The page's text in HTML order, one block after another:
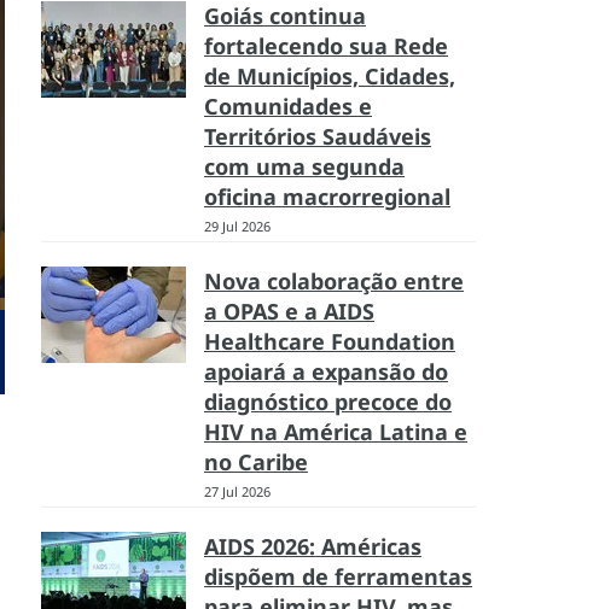
Goiás continua
fortalecendo sua Rede
de Municípios, Cidades,
Comunidades e
Territórios Saudáveis
com uma segunda
oficina macrorregional
29 Jul 2026
Nova colaboração entre
a OPAS e a AIDS
Healthcare Foundation
apoiará a expansão do
diagnóstico precoce do
HIV na América Latina e
no Caribe
27 Jul 2026
AIDS 2026: Américas
dispõem de ferramentas